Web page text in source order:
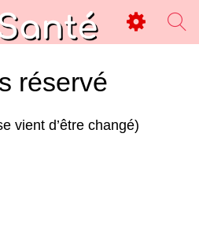
réservé
vient d’être changé)